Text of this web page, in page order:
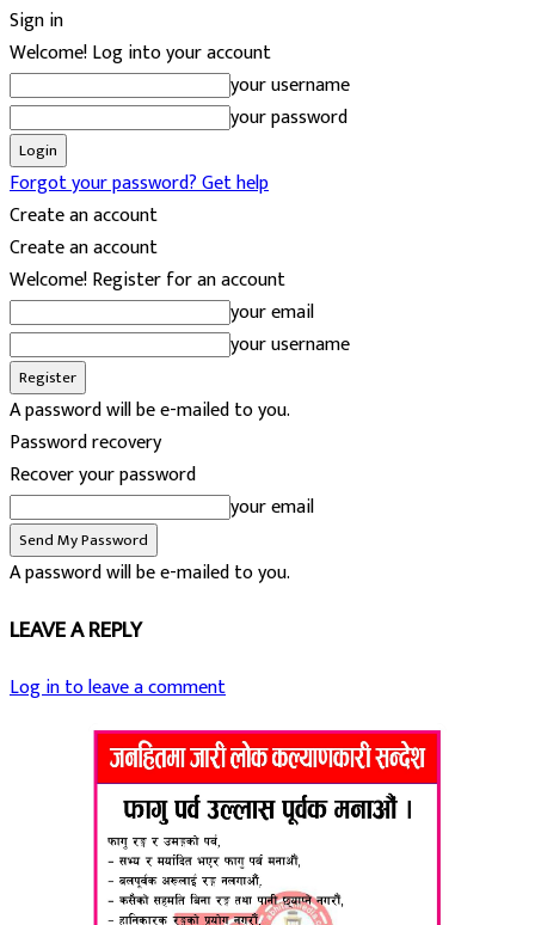
Sign in
Welcome! Log into your account
your username
your password
Forgot your password? Get help
Create an account
Create an account
Welcome! Register for an account
your email
your username
A password will be e-mailed to you.
Password recovery
Recover your password
your email
A password will be e-mailed to you.
LEAVE A REPLY
Log in to leave a comment